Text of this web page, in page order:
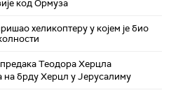
код Ормуза
хеликоптеру у којем је био
Теодора Херцла
брду Херцл у Јерусалиму